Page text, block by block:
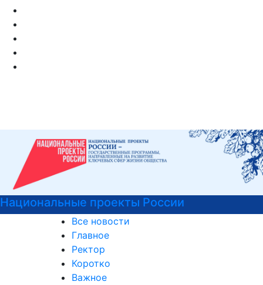
Психологическая служба
Все новости
Главное
Ректор
Коротко
Важное